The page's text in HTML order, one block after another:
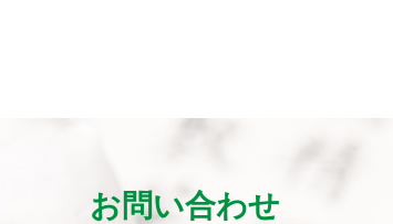
お問い合わせ